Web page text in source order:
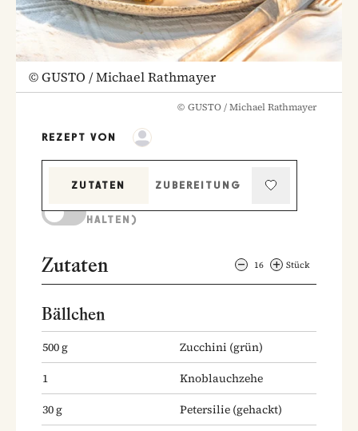
©GUSTO / Michael Rathmayer
© GUSTO / Michael Rathmayer
REZEPT VON
ZUTATEN
ZUBEREITUNG
HALTEN)
Zutaten 16 Stück
Bällchen
500g Zucchini (grün)
1
Knoblauchzehe
30g Petersilie (gehackt)